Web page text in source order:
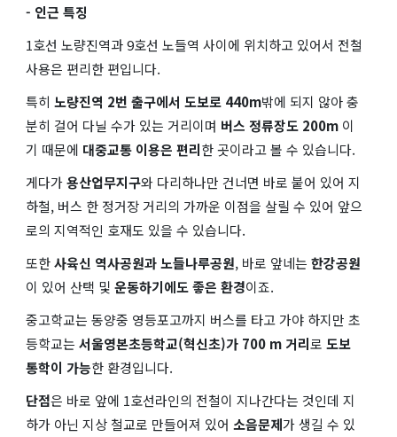
- 인근 특징
1호선 노량진역과 9호선 노들역 사이에 위치하고 있어서 전철
사용은 편리한 편입니다.
특히 노량진역 2번 출구에서 도보로 440m밖에 되지 않아 충
분히 걸어 다닐 수가 있는 거리이며 버스 정류장도 200m 이
기 때문에 대중교통 이용은 편리한 곳이라고 볼 수 있습니다.
게다가용산업무지구와 다리하나만 건너면 바로 붙어 있어 지
하철, 버스 한 정거장 거리의 가까운 이점을 살릴 수 있어 앞으
로의 지역적인 호재도 있을 수 있습니다.
또한사육신 역사공원과 노들나루공원, 바로 앞네는 한강공원
이 있어 산택 및 운동하기에도 좋은 환경이죠.
중고학교는 동양중 영등포고까지 버스를 타고 가야 하지만 초
등학교는 서울영본초등학교(혁신초)가 700 m 거리로 도보
통학이 가능한 환경입니다.
단점은 바로 앞에 1호선라인의 전철이 지나간다는 것인데 지
하가 아닌 지상 철교로 만들어져 있어 소음문제가 생길 수 있